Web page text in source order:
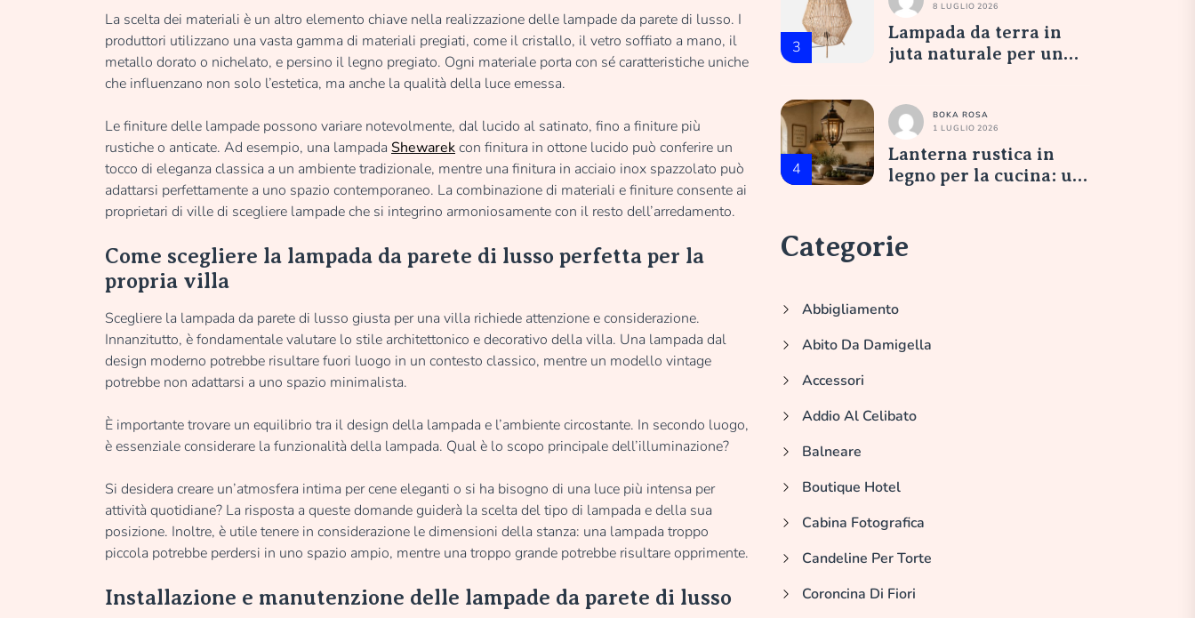
La scelta dei materiali è un altro elemento chiave nella realizzazione delle lampade da parete di lusso. I
produttori utilizzano una vasta gamma di materiali pregiati, come il cristallo, il vetro soffiato a mano, il
metallo dorato o nichelato, e persino il legno pregiato. Ogni materiale porta con sé caratteristiche uniche
che influenzano non solo l’estetica, ma anche la qualità della luce emessa.
Le finiture delle lampade possono variare notevolmente, dal lucido al satinato, fino a finiture più
rustiche o anticate. Ad esempio, una lampada Shewarekcon finitura in ottone lucido può conferire un
tocco di eleganza classica a un ambiente tradizionale, mentre una finitura in acciaio inox spazzolato può
adattarsi perfettamente a uno spazio contemporaneo. La combinazione di materiali e finiture consente ai
proprietari di ville di scegliere lampade che si integrino armoniosamente con il resto dell’arredamento.
Come scegliere la lampada da parete di lusso perfetta per la
propria villa
Scegliere la lampada da parete di lusso giusta per una villa richiede attenzione e considerazione.
Innanzitutto, è fondamentale valutare lo stile architettonico e decorativo della villa. Una lampada dal
design moderno potrebbe risultare fuori luogo in un contesto classico, mentre un modello vintage
potrebbe non adattarsi a uno spazio minimalista.
È importante trovare un equilibrio tra il design della lampada e l’ambiente circostante. In secondo luogo,
è essenziale considerare la funzionalità della lampada. Qual è lo scopo principale dell’illuminazione?
Si desidera creare un’atmosfera intima per cene eleganti o si ha bisogno di una luce più intensa per
attività quotidiane? La risposta a queste domande guiderà la scelta del tipo di lampada e della sua
posizione. Inoltre, è utile tenere in considerazione le dimensioni della stanza: una lampada troppo
piccola potrebbe perdersi in uno spazio ampio, mentre una troppo grande potrebbe risultare opprimente.
Installazione e manutenzione delle lampade da parete di lusso
3
8 LUGLIO 2026
Lampada da terra in
juta naturale per un
4
BOKA ROSA
1 LUGLIO 2026
Lanterna rustica in
legno per la cucina: un
Categorie
Abbigliamento
Abito Da Damigella
Accessori
Addio Al Celibato
Balneare
Boutique Hotel
Cabina Fotografica
Candeline Per Torte
Coroncina Di Fiori